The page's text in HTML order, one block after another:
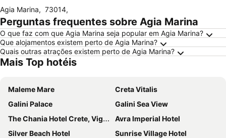
Agia Marina, 73014,
Perguntas frequentes sobre Agia Marina
O que faz com que Agia Marina seja popular em Agia Marina?
Que alojamentos existem perto de Agia Marina?
Quais outras atrações existem perto de Agia Marina?
Mais Top hotéis
Maleme Mare
Creta Vitalis
Galini Palace
Galini Sea View
The Chania Hotel Crete, Vignette Collection
Avra Imperial Hotel
Silver Beach Hotel
Sunrise Village Hotel